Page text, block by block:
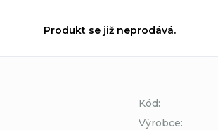
Produkt se již neprodává.
Kód:
Výrobce: